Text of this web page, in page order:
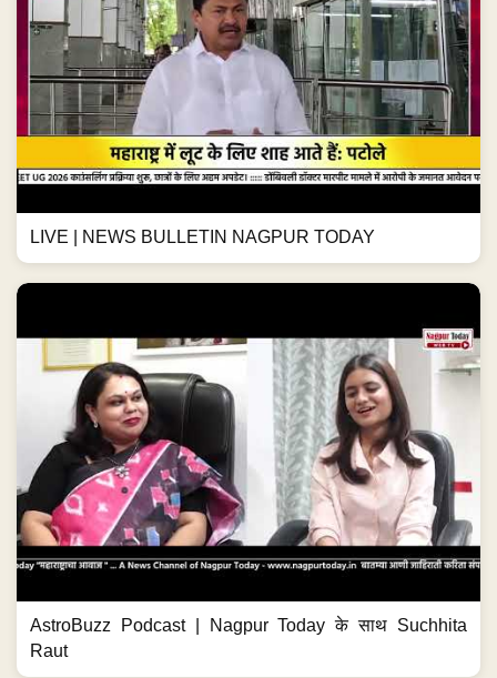
LIVE | NEWS BULLETIN NAGPUR TODAY
AstroBuzz Podcast | Nagpur Today के साथ Suchhita
Raut